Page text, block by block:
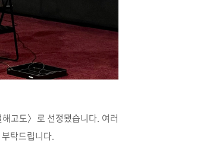
고도〉로 선정됐습니다. 여러
탁드립니다.